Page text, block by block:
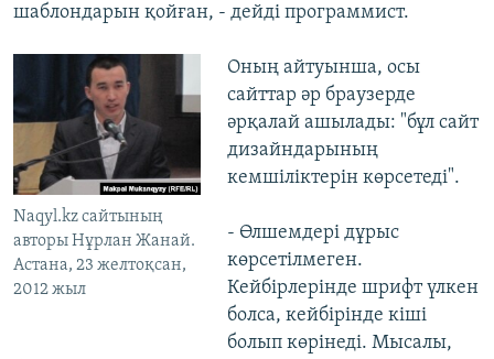
шаблондарын қойған, - дейді программист.
Naqyl.kz сайтының
авторы Нұрлан Жанай.
Астана, 23 желтоқсан,
2012 жыл
Оның айтуынша, осы
сайттар әр браузерде
әрқалай ашылады: "бұл сайт
дизайндарының
кемшіліктерін көрсетеді".
- Өлшемдері дұрыс
көрсетілмеген.
Кейбірлерінде шрифт үлкен
болса, кейбірінде кіші
болып көрінеді. Мысалы,